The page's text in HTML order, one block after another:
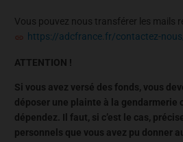
Vous pouvez nous transférer les mails
https://adcfrance.fr/contactez-
ATTENTION !
Si vous avez versé des fonds, vous
déposer une plainte à la gendarmerie
dépendez. Il faut, si c’est le cas,
personnels que vous avez pu donner